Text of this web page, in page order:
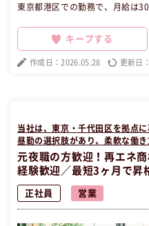
東京都港区での勤務で、月給は
長フェーズの企業で大きな裁量
事業責任者を目指す方に最適な
ブ制度も充実しています。 この
職へ転職したい方の求人です。
キープする
作成日：2026.05.28 更新日
当社は、東京・千代田区を拠点
昼勤の選択肢があり、柔軟な働き
元夜職の方歓迎！再エネ
経験歓迎／最短3ヶ月で昇
がら高収入を目指すチャ
正社員 営業